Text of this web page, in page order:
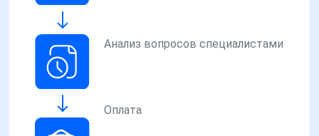
Анализ вопросов специалистами
Оплата